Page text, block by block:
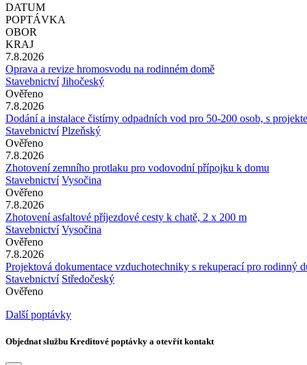
DATUM
POPTÁVKA
OBOR
KRAJ
7.8.2026
Oprava a revize hromosvodu na rodinném domě
Stavebnictví Jihočeský
Ověřeno
7.8.2026
Dodání a instalace čistírny odpadních vod pro 50-200 osob, s
Stavebnictví Plzeňský
Ověřeno
7.8.2026
Zhotovení zemního protlaku pro vodovodní přípojku k domu
Stavebnictví Vysočina
Ověřeno
7.8.2026
Zhotovení asfaltové příjezdové cesty k chatě, 2 x 200 m
Stavebnictví Vysočina
Ověřeno
7.8.2026
Projektová dokumentace vzduchotechniky s rekuperací pro rodinný
Stavebnictví Středočeský
Ověřeno
Další poptávky
Objednat službu Kreditové poptávky a otevřít kontakt